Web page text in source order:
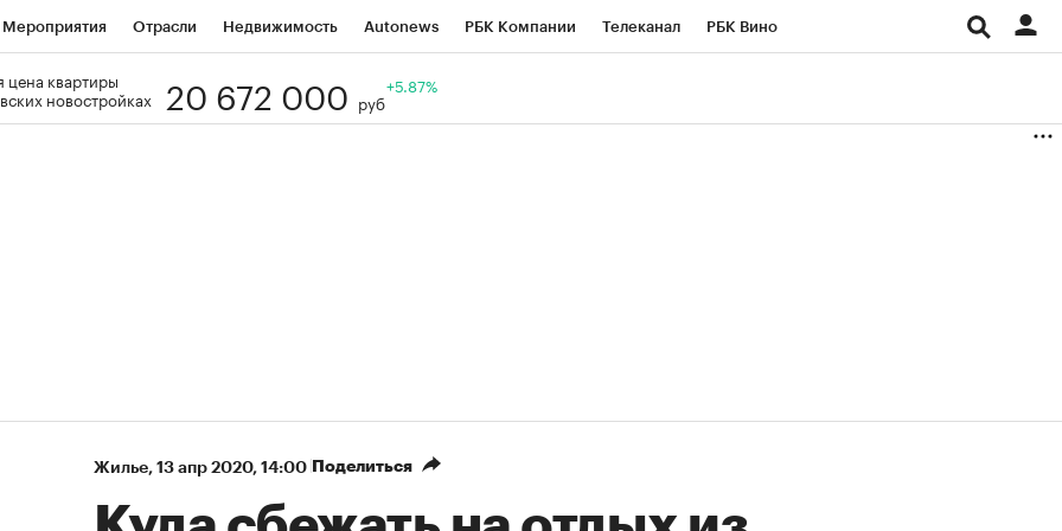
Мероприятия Отрасли Недвижимость Autonews РБК Компании Телеканал РБК Вино
Визионеры
цена квартиры
новостройках
20 672 000 руб
+5.87%
Жилье⁠, 13 апр 2020, 14:00 Поделиться